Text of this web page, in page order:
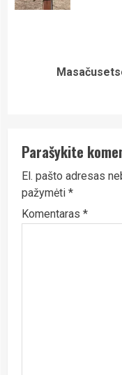
Parašykite
El. pašto adresas
pažymėti *
Komentaras *